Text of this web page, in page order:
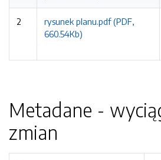
2
rysunek planu.pdf (PDF,
660.54Kb)
Metadane -
zmian